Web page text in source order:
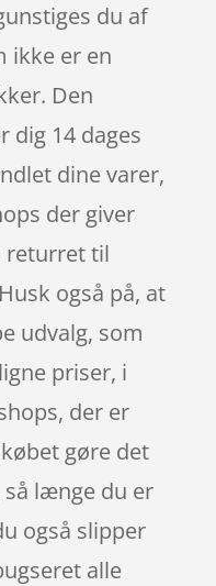
du af
ikke er en
Den
dig 14 dages
dine varer,
der giver
returret til
også på, at
udvalg, som
priser, i
der er
gøre det
længe du er
også slipper
alle